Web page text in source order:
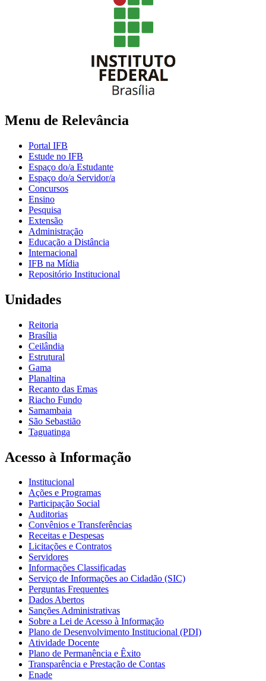
Menu de Relevância
Portal IFB
Estude no IFB
Espaço do/a Estudante
Espaço do/a Servidor/a
Concursos
Ensino
Pesquisa
Extensão
Administração
Educação a Distância
Internacional
IFB na Mídia
Repositório Institucional
Unidades
Reitoria
Brasília
Ceilândia
Estrutural
Gama
Planaltina
Recanto das Emas
Riacho Fundo
Samambaia
São Sebastião
Taguatinga
Acesso à Informação
Institucional
Ações e Programas
Participação Social
Auditorias
Convênios e Transferências
Receitas e Despesas
Licitações e Contratos
Servidores
Informações Classificadas
Serviço de Informações ao Cidadão (SIC)
Perguntas Frequentes
Dados Abertos
Sanções Administrativas
Sobre a Lei de Acesso à Informação
Plano de Desenvolvimento Institucional (PDI)
Atividade Docente
Plano de Permanência e Êxito
Transparência e Prestação de Contas
Enade